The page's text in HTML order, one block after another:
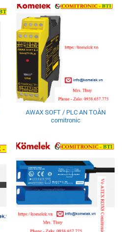
AWAX SOFT / PLC AN TOÀN
comitronic